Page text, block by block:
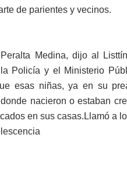
de parientes y vecinos.
Medina, dijo al
Policía y el Ministerio
esas niñas, ya en su
nacie­ron o estaban
en sus casas.Llamó a